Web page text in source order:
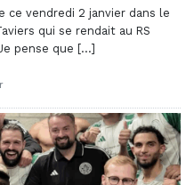
ce vendredi 2 janvier dans le
qui se rendait au RS
pense que [...]